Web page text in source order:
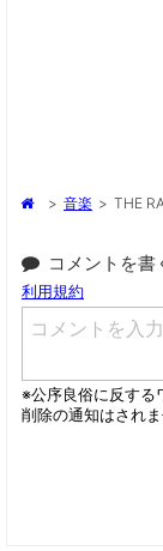
> 音楽 > THE
コメントを書